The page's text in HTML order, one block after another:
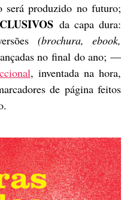
será produzido no futuro;
da capa dura:
(brochura, ebook,
no final do ano; —
, inventada na hora,
de página feitos